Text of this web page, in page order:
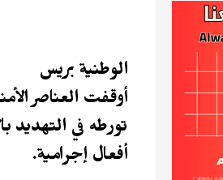
الوطنية بريس
تورطه في التهديد
أفعال إجرامية.